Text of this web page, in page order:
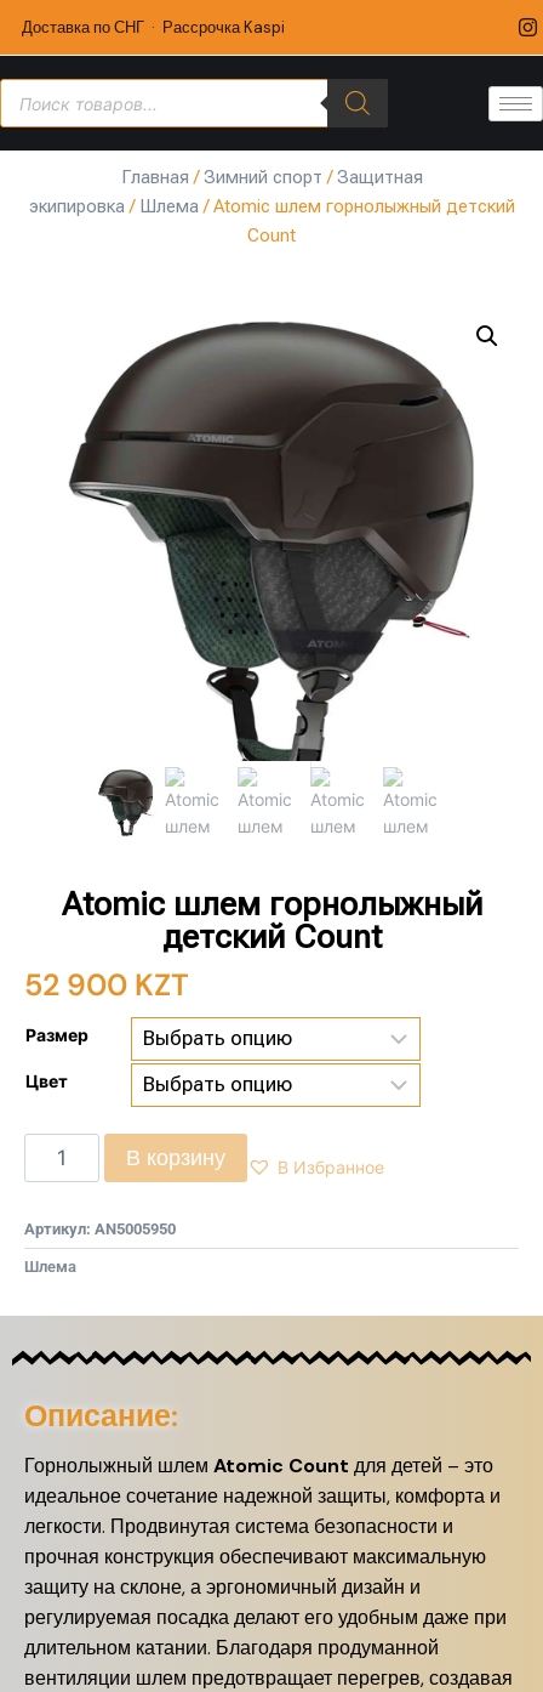
Доставка по СНГ · Рассрочка Kaspi
Главная /Зимний спорт /Защитная
экипировка/ Шлема/ Atomic шлем горнолыжный детский
Count
Atomic шлем горнолыжный
детский Count
52 900 KZT
Размер
Цвет
В корзину В Избранное
Артикул: AN5005950
Шлема
Описание:
Горнолыжный шлем Atomic Count для детей – это
идеальное сочетание надежной защиты, комфорта и
легкости. Продвинутая система безопасности и
прочная конструкция обеспечивают максимальную
защиту на склоне, а эргономичный дизайн и
регулируемая посадка делают его удобным даже при
длительном катании. Благодаря продуманной
вентиляции шлем предотвращает перегрев, создавая